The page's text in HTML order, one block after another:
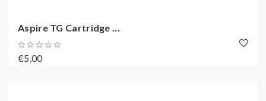
Aspire TG Cartridge ...
€5,00